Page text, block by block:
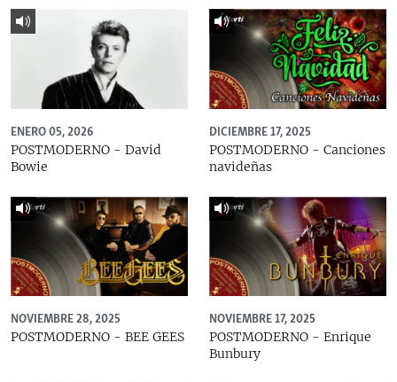
ENERO 05, 2026
POSTMODERNO - David
Bowie
DICIEMBRE 17, 2025
POSTMODERNO - Canciones
navideñas
NOVIEMBRE 28, 2025
POSTMODERNO - BEE GEES
NOVIEMBRE 17, 2025
POSTMODERNO - Enrique
Bunbury